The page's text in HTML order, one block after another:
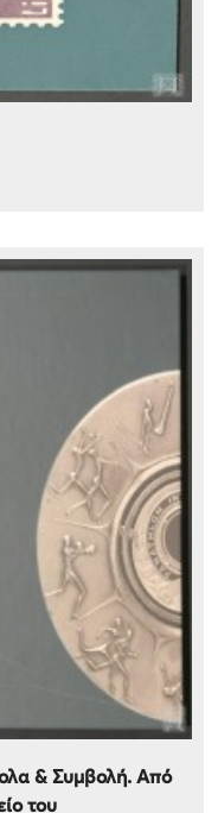
& Συμβολή. Από
του